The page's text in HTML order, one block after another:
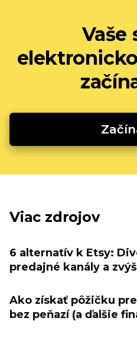
Vaše
Viac zdrojov
6 alternatív k Etsy:
predajné kanály a
Ako získať pôžičku
bez peňazí (a ďalšie